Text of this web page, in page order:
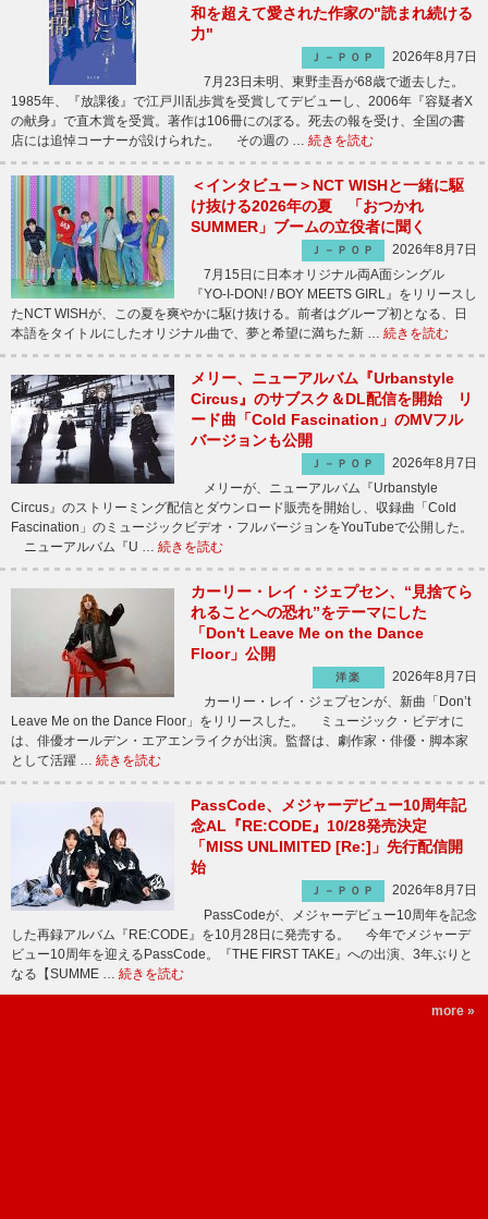
和を超えて愛された作家の"読まれ続ける
力"
Ｊ－ＰＯＰ
2026年8月7日
7月23日未明、東野圭吾が68歳で逝去した。
1985年、『放課後』で江戸川乱歩賞を受賞してデビューし、2006年『容疑者X
の献身』で直木賞を受賞。著作は106冊にのぼる。死去の報を受け、全国の書
店には追悼コーナーが設けられた。 その週の … 続きを読む
＜インタビュー＞NCT WISHと一緒に駆
け抜ける2026年の夏 「おつかれ
SUMMER」ブームの立役者に聞く
Ｊ－ＰＯＰ
2026年8月7日
7月15日に日本オリジナル両A面シングル
『YO-I-DON! / BOY MEETS GIRL』をリリースし
たNCT WISHが、この夏を爽やかに駆け抜ける。前者はグループ初となる、日
本語をタイトルにしたオリジナル曲で、夢と希望に満ちた新 … 続きを読む
メリー、ニューアルバム『Urbanstyle
Circus』のサブスク＆DL配信を開始 リ
ード曲「Cold Fascination」のMVフル
バージョンも公開
Ｊ－ＰＯＰ
2026年8月7日
メリーが、ニューアルバム『Urbanstyle
Circus』のストリーミング配信とダウンロード販売を開始し、収録曲「Cold
Fascination」のミュージックビデオ・フルバージョンをYouTubeで公開した。
ニューアルバム『U … 続きを読む
カーリー・レイ・ジェプセン、“見捨てら
れることへの恐れ”をテーマにした
「Don't Leave Me on the Dance
Floor」公開
洋楽
2026年8月7日
カーリー・レイ・ジェプセンが、新曲「Don’t
Leave Me on the Dance Floor」をリリースした。 ミュージック・ビデオに
は、俳優オールデン・エアエンライクが出演。監督は、劇作家・俳優・脚本家
として活躍 … 続きを読む
PassCode、メジャーデビュー10周年記
念AL『RE:CODE』10/28発売決定
「MISS UNLIMITED [Re:]」先行配信開
始
Ｊ－ＰＯＰ
2026年8月7日
PassCodeが、メジャーデビュー10周年を記念
した再録アルバム『RE:CODE』を10月28日に発売する。 今年でメジャーデ
ビュー10周年を迎えるPassCode。『THE FIRST TAKE』への出演、3年ぶりと
なる【SUMME … 続きを読む
more »